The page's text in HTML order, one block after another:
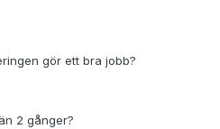
gör ett bra jobb?
2 gånger?